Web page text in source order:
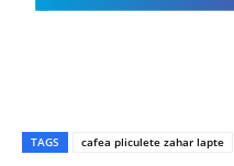
TAGS cafea pliculete zahar lapte